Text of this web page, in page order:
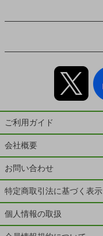
ご利用ガイド
会社概要
お問い合わせ
特定商取引法に基づく表示
個人情報の取扱